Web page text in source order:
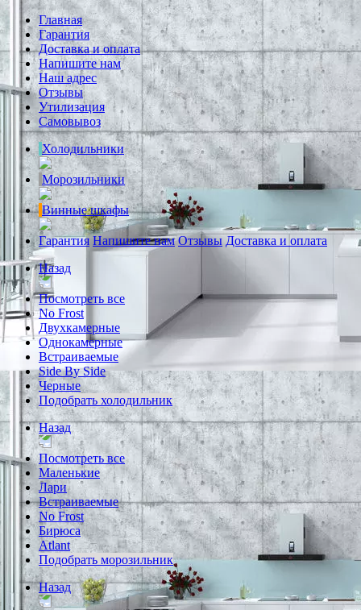
Главная
Гарантия
Доставка и оплата
Напишите нам
Наш адрес
Отзывы
Утилизация
Самовывоз
Холодильники
Морозильники
Винные шкафы
Гарантия Напишите нам Отзывы Доставка и оплата
Назад
Посмотреть все
No Frost
Двухкамерные
Однокамерные
Встраиваемые
Side By Side
Черные
Подобрать холодильник
Назад
Посмотреть все
Маленькие
Лари
Встраиваемые
No Frost
Бирюса
Atlant
Подобрать морозильник
Назад